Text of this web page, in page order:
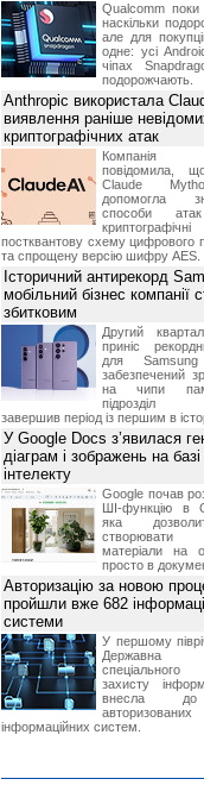
Qualcomm поки
наскільки
але для
одне: усі
чіпах
подорожчають.
Anthropic використала
виявлення раніше
криптографічних атак
Компанія
повідомила,
Claude
допомогла
способи
постквантову схему цифрового
та спрощену версію шифру AES.
Історичний антирекорд
мобільний бізнес компанії
збитковим
Другий
приніс
для Samsung
забезпечений
на чипи
підрозділ
завершив період із першим в
У Google Docs з’явилася
діаграм і зображень на
інтелекту
Google почав
ШІ-функцію в
яка
створювати
матеріали на
просто в
Авторизацію за новою
пройшли вже 682
системи
У першому
захисту
внесла до
інформаційних систем.